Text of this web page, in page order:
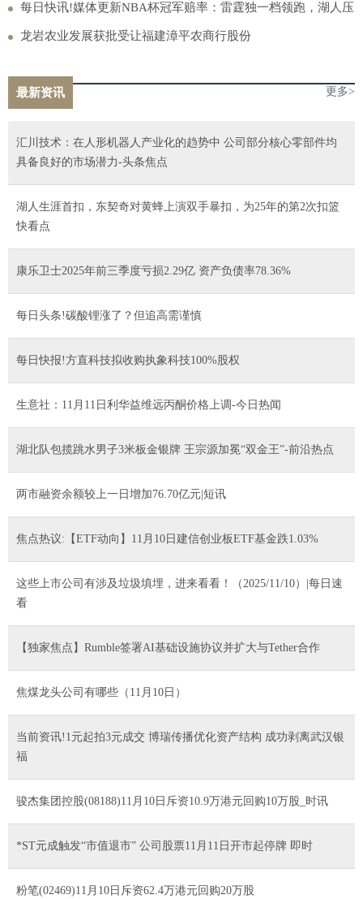
讯
每日快讯!媒体更新NBA杯冠军赔率：雷霆独一档领跑，湖人压
勇士进前三
龙岩农业发展获批受让福建漳平农商行股份
最新资讯 更多>
汇川技术：在人形机器人产业化的趋势中 公司部分核心零部件均
具备良好的市场潜力-头条焦点
湖人生涯首扣，东契奇对黄蜂上演双手暴扣，为25年的第2次扣篮
快看点
康乐卫士2025年前三季度亏损2.29亿 资产负债率78.36%
每日头条!碳酸锂涨了？但追高需谨慎
每日快报!方直科技拟收购执象科技100%股权
生意社：11月11日利华益维远丙酮价格上调-今日热闻
湖北队包揽跳水男子3米板金银牌 王宗源加冕“双金王”-前沿热点
两市融资余额较上一日增加76.70亿元|短讯
焦点热议:【ETF动向】11月10日建信创业板ETF基金跌1.03%
这些上市公司有涉及垃圾填埋，进来看看！（2025/11/10）|每日速
看
【独家焦点】Rumble签署AI基础设施协议并扩大与Tether合作
焦煤龙头公司有哪些（11月10日）
当前资讯!1元起拍3元成交 博瑞传播优化资产结构 成功剥离武汉银
福
骏杰集团控股(08188)11月10日斥资10.9万港元回购10万股_时讯
*ST元成触发“市值退市” 公司股票11月11日开市起停牌 即时
粉笔(02469)11月10日斥资62.4万港元回购20万股